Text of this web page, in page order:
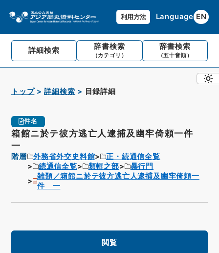
利用方法 Language EN
詳細検索 辞書検索
（カテゴリ）
辞書検索
（五十音順）
トップ 詳細検索 目録詳細
件名
箱館ニ於テ彼方逃亡人逮捕及幽牢倚頼一件
一
階層 外務省外交史料館
正・続通信全覧
続通信全覧
類輯之部
暴行門
雑類／箱館ニ於テ彼方逃亡人逮捕及幽牢倚頼一
件 一
閲覧